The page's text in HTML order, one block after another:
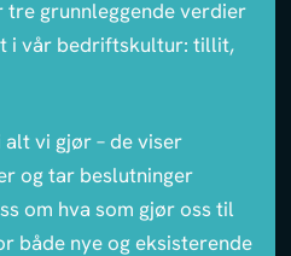
tre grunnleggende verdier
i vår bedriftskultur: tillit,
vi gjør – de viser
og tar beslutninger
om hva som gjør oss til
både nye og eksisterende